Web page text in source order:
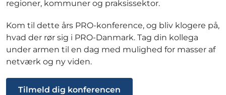
regioner, kommuner og praksissektor.
Kom til dette års PRO-konference, og bliv klogere på,
hvad der rør sig i PRO-Danmark. Tag din kollega
under armen til en dag med mulighed for masser af
netværk og ny viden.
Tilmeld dig konferencen